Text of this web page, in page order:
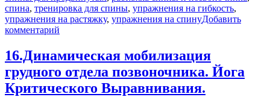
спина, тренировка для спины, упражнения на гибкость,
упражнения на растяжку, упражнения на спинуДобавить
комментарий
для
растяжки
16.Динамическая мобилизация
грудного отдела позвоночника. Йога
Критического Выравнивания.